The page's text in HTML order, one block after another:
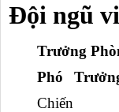
Đội ngũ
Trưởng
Phó
Chiến